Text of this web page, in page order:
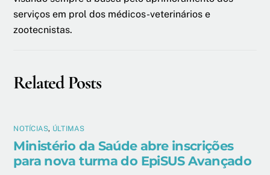
serviços em prol dos médicos-veterinários e
zootecnistas.
Related Posts
NOTÍCIAS, ÚLTIMAS
Ministério da Saúde abre inscrições
para nova turma do EpiSUS Avançado